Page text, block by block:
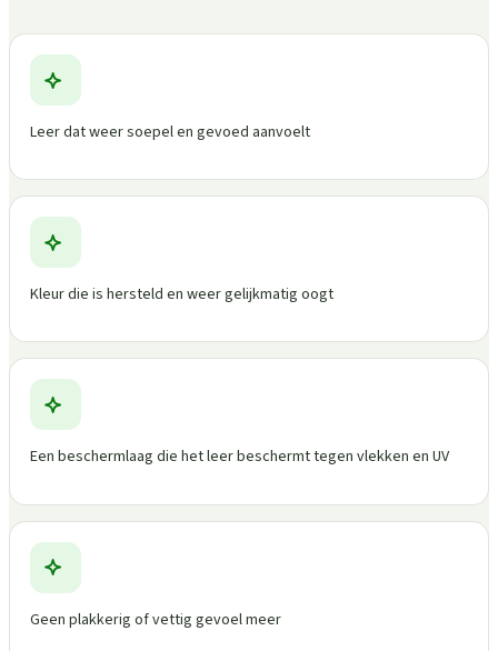
Leer dat weer soepel en gevoed aanvoelt
Kleur die is hersteld en weer gelijkmatig oogt
Een beschermlaag die het leer beschermt tegen vlekken en UV
Geen plakkerig of vettig gevoel meer